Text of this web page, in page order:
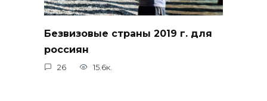
Безвизовые страны 2019 г. для
россиян
26 15.6к.